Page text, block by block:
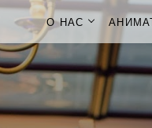
О НАС